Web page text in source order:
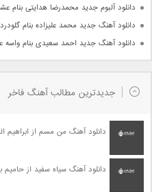
دانلود آلبوم جدید محمدرضا هدایتی بنام
دانلود آهنگ جدید محمد علیزاده بنام گلودرد
دانلود آهنگ جدید احمد سعیدی بنام واسه
جدیدترین مطالب آهنگ فاخر
دانلود آهنگ من مسم از ابراهیم
دانلود آهنگ سیاه سفید از حامیم